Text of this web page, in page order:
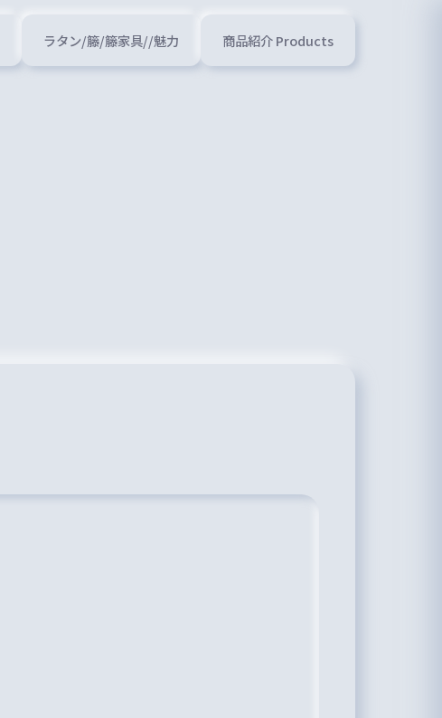
ラタン/籐/籐家具//魅力 商品紹介 Products